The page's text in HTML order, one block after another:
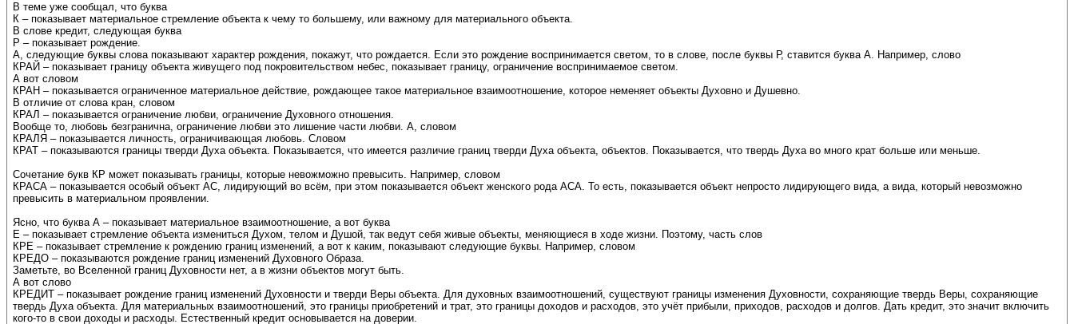
В теме уже сообщал, что буква
К – показывает материальное стремление объекта к чему то большему, или важному для материального объекта.
В слове кредит, следующая буква
Р – показывает рождение.
А, следующие буквы слова показывают характер рождения, покажут, что рождается. Если это рождение воспринимается светом, то в слове, после буквы Р, ставится буква А. Например, слово
КРАЙ – показывает границу объекта живущего под покровительством небес, показывает границу, ограничение воспринимаемое светом.
А вот словом
КРАН – показывается ограниченное материальное действие, рождающее такое материальное взаимоотношение, которое неменяет объекты Духовно и Душевно.
В отличие от слова кран, словом
КРАЛ – показывается ограничение любви, ограничение Духовного отношения.
Вообще то, любовь безгранична, ограничение любви это лишение части любви. А, словом
КРАЛЯ – показывается личность, ограничивающая любовь. Словом
КРАТ – показываются границы тверди Духа объекта. Показывается, что имеется различие границ тверди Духа объекта, объектов. Показывается, что твердь Духа во много крат больше или меньше.
Сочетание букв КР может показывать границы, которые невожможно превысить. Например, словом
КРАСА – показывается особый объект АС, лидирующий во всём, при этом показывается объект женского рода АСА. То есть, показывается объект непросто лидирующего вида, а вида, который невозможно
превысить в материальном проявлении.
Ясно, что буква А – показывает материальное взаимоотношение, а вот буква
Е – показывает стремление объекта измениться Духом, телом и Душой, так ведут себя живые объекты, меняющиеся в ходе жизни. Поэтому, часть слов
КРЕ – показывает стремление к рождению границ изменений, а вот к каким, показывают следующие буквы. Например, словом
КРЕДО – показываются рождение границ изменений Духовного Образа.
Заметьте, во Вселенной границ Духовности нет, а в жизни объектов могут быть.
А вот слово
КРЕДИТ – показывает рождение границ изменений Духовности и тверди Веры объекта. Для духовных взаимоотношений, существуют границы изменения Духовности, сохраняющие твердь Веры, сохраняющие
твердь Духа объекта. Для материальных взаимоотношений, это границы приобретений и трат, это границы доходов и расходов, это учёт прибыли, приходов, расходов и долгов. Дать кредит, это значит включить
кого-то в свои доходы и расходы. Естественный кредит основывается на доверии.